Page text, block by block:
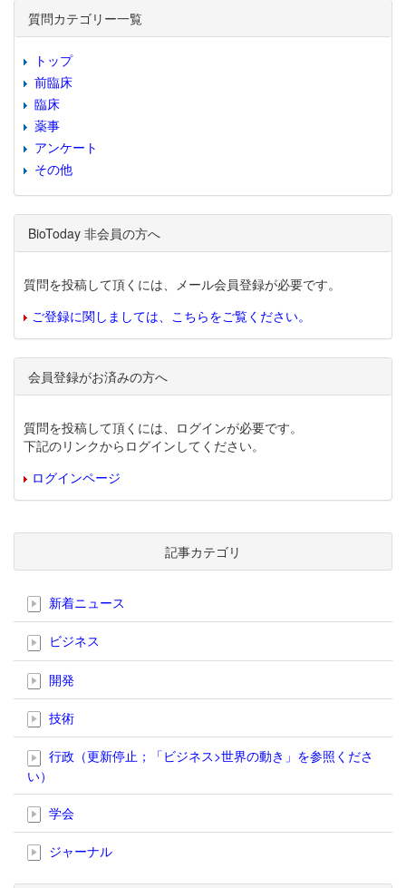
質問カテゴリー一覧
トップ
前臨床
臨床
薬事
アンケート
その他
BioToday 非会員の方へ
質問を投稿して頂くには、メール会員登録が必要です。
ご登録に関しましては、こちらをご覧ください。
会員登録がお済みの方へ
質問を投稿して頂くには、ログインが必要です。
下記のリンクからログインしてください。
ログインページ
記事カテゴリ
新着ニュース
ビジネス
開発
技術
行政（更新停止；「ビジネス>世界の動き」を参照くださ
い）
学会
ジャーナル